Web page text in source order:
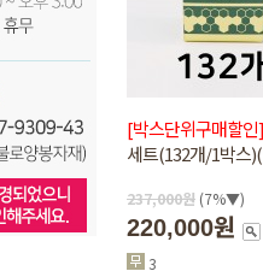
[박스단위구매할인]
세트(132개/1박스
237,000원 (7%▼)
220,000원
3